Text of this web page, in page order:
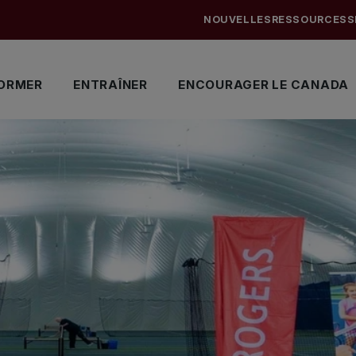
ENTRAÎNER ENCOURAGER LE CANADA
NOUVELLES RESSOURCES